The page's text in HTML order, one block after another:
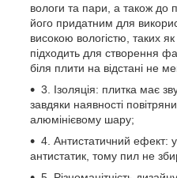
вологи та пари, а також до
його придатним для
високою вологістю, таких
підходить для створення
біля плити на відстані не
3. Ізоляція: плитка має
завдяки наявності
алюмінієвому шару;
4. Антистатичний ефект: у
антистатик, тому пил не